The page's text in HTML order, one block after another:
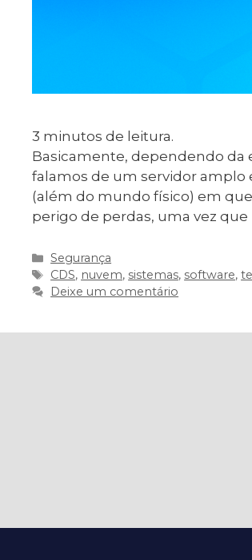
3 minutos de leitura.
Basicamente, dependendo da
falamos de um servidor amplo
(além do mundo físico) em
perigo de perdas, uma vez
Categorias
Segurança
Tags
CDS, nuvem, sistemas, software,
Deixe um comentário